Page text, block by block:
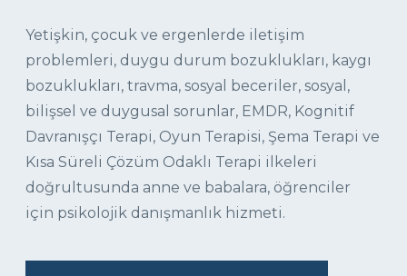
Yetişkin, çocuk ve ergenlerde iletişim
problemleri, duygu durum bozuklukları, kaygı
bozuklukları, travma, sosyal beceriler, sosyal,
bilişsel ve duygusal sorunlar, EMDR, Kognitif
Davranışçı Terapi, Oyun Terapisi, Şema Terapi ve
Kısa Süreli Çözüm Odaklı Terapi ilkeleri
doğrultusunda anne ve babalara, öğrenciler
için psikolojik danışmanlık hizmeti.